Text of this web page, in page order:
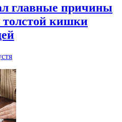
главные причины
толстой кишки